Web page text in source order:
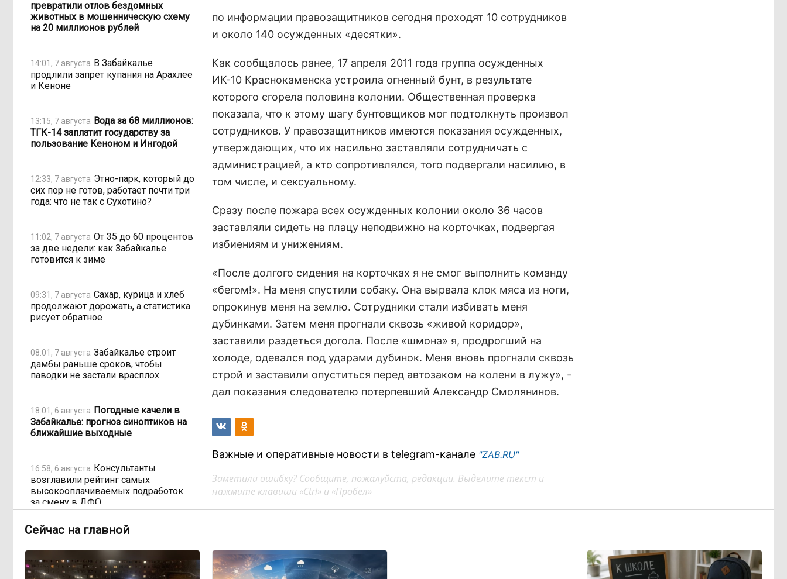
превратили отлов бездомных
животных в мошенническую схему
на 20 миллионов рублей
14:01, 7 августа В Забайкалье
продлили запрет купания на Арахлее
и Кеноне
13:15, 7 августа Вода за 68 миллионов:
ТГК-14 заплатит государству за
пользование Кеноном и Ингодой
12:33, 7 августа Этно-парк, который до
сих пор не готов, работает почти три
года: что не так с Сухотино?
11:02, 7 августа От 35 до 60 процентов
за две недели: как Забайкалье
готовится к зиме
09:31, 7 августа Сахар, курица и хлеб
продолжают дорожать, а статистика
рисует обратное
08:01, 7 августа Забайкалье строит
дамбы раньше сроков, чтобы
паводки не застали врасплох
18:01, 6 августа Погодные качели в
Забайкалье: прогноз синоптиков на
ближайшие выходные
16:58, 6 августа Консультанты
возглавили рейтинг самых
высокооплачиваемых подработок
за смену в ДФО
15:02, 6 августа
«Ждать некогда»:
жители подтопленного Угдана
просят технику, пока чиновники
разводят руками
по информации правозащитников сегодня проходят 10 сотрудников
и около 140 осужденных «десятки».
Как сообщалось ранее, 17 апреля 2011 года группа осужденных
ИК-10 Краснокаменска устроила огненный бунт, в результате
которого сгорела половина колонии. Общественная проверка
показала, что к этому шагу бунтовщиков мог подтолкнуть произвол
сотрудников. У правозащитников имеются показания осужденных,
утверждающих, что их насильно заставляли сотрудничать с
администрацией, а кто сопротивлялся, того подвергали насилию, в
том числе, и сексуальному.
Сразу после пожара всех осужденных колонии около 36 часов
заставляли сидеть на плацу неподвижно на корточках, подвергая
избиениям и унижениям.
«После долгого сидения на корточках я не смог выполнить команду
«бегом!». На меня спустили собаку. Она вырвала клок мяса из ноги,
опрокинув меня на землю. Сотрудники стали избивать меня
дубинками. Затем меня прогнали сквозь «живой коридор»,
заставили раздеться догола. После «шмона» я, продрогший на
холоде, одевался под ударами дубинок. Меня вновь прогнали сквозь
строй и заставили опуститься перед автозаком на колени в лужу», -
дал показания следователю потерпевший Александр Смолянинов.
Важные и оперативные новости в telegram-канале "ZAB.RU"
Заметили ошибку? Сообщите, пожалуйста, редакции. Выделите текст и
нажмите клавиши «Ctrl» и «Пробел»
Сейчас на главной